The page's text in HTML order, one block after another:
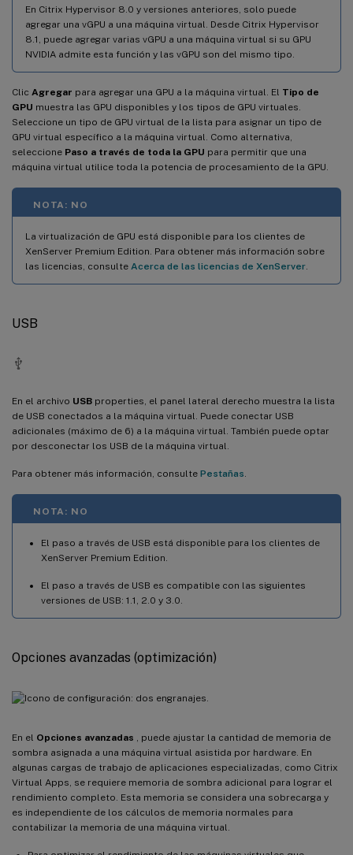
En Citrix Hypervisor 8.0 y versiones anteriores, solo puede
agregar una vGPU a una máquina virtual. Desde Citrix Hypervisor
8.1, puede agregar varias vGPU a una máquina virtual si su GPU
NVIDIA admite esta función y las vGPU son del mismo tipo.
Clic Agregar para agregar una GPU a la máquina virtual. El Tipo de
GPU muestra las GPU disponibles y los tipos de GPU virtuales.
Seleccione un tipo de GPU virtual de la lista para asignar un tipo de
GPU virtual específico a la máquina virtual. Como alternativa,
seleccione Paso a través de toda la GPU para permitir que una
máquina virtual utilice toda la potencia de procesamiento de la GPU.
NOTA: NO
La virtualización de GPU está disponible para los clientes de
XenServer Premium Edition. Para obtener más información sobre
las licencias, consulte Acerca de las licencias de XenServer
USB
En el archivo USB properties, el panel lateral derecho muestra la lista
de USB conectados a la máquina virtual. Puede conectar USB
adicionales (máximo de 6) a la máquina virtual. También puede optar
por desconectar los USB de la máquina virtual.
Para obtener más información, consulte Pestañas
NOTA: NO
El paso a través de USB está disponible para los clientes de
XenServer Premium Edition.
El paso a través de USB es compatible con las siguientes
versiones de USB: 1.1, 2.0 y 3.0.
Opciones avanzadas (optimización)
En el Opciones avanzadas , puede ajustar la cantidad de memoria de
sombra asignada a una máquina virtual asistida por hardware. En
algunas cargas de trabajo de aplicaciones especializadas, como Citrix
Virtual Apps, se requiere memoria de sombra adicional para lograr el
rendimiento completo. Esta memoria se considera una sobrecarga y
es independiente de los cálculos de memoria normales para
contabilizar la memoria de una máquina virtual.